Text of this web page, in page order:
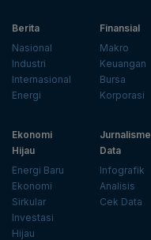
Berita
Nasional
Industri
Internasional
Energi
Finansial
Makro
Keuangan
Bursa
Korporasi
Ekonomi
Hijau
Energi Baru
Ekonomi
Sirkular
Investasi
Hijau
Jurnalisme
Data
Infografik
Analisis
Cek Data